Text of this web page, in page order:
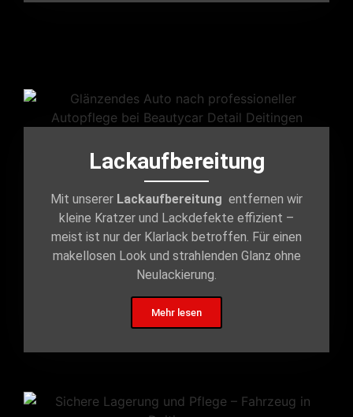
Lackaufbereitung
Mit unserer Lackaufbereitung entfernen wir
kleine Kratzer und Lackdefekte effizient –
meist ist nur der Klarlack betroffen. Für einen
makellosen Look und strahlenden Glanz ohne
Neulackierung.
Mehr lesen